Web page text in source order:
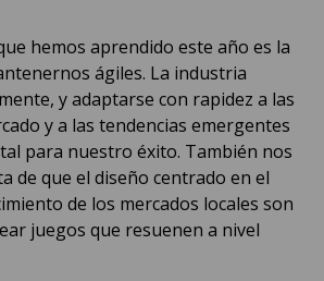
hemos aprendido este año es la
ágiles. La industria
y adaptarse con rapidez a las
y a las tendencias emergentes
para nuestro éxito. También nos
de que el diseño centrado en el
de los mercados locales son
juegos que resuenen a nivel